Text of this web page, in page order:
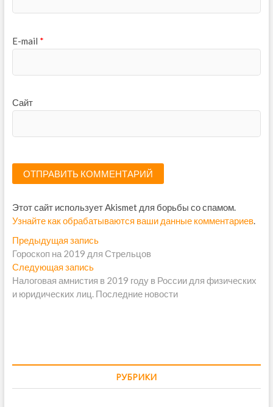
E-mail *
Сайт
Этот сайт использует Akismet для борьбы со спамом.
Узнайте как обрабатываются ваши данные комментариев.
Н
а
в
и
ц
Предыдущая записьП
р
д
ы
а
Гороскоп на 2019 для Стрельцов
Следующая записьС
л
е
з
Налоговая амнистия в 2019 году в России для физических
и юридических лиц. Последние новости
РУБРИКИ